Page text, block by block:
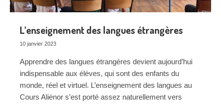
L’enseignement des langues étrangères
10 janvier 2023
Apprendre des langues étrangères devient aujourd’hui
indispensable aux élèves, qui sont des enfants du
monde, réel et virtuel. L’enseignement des langues au
Cours Aliénor s’est porté assez naturellement vers